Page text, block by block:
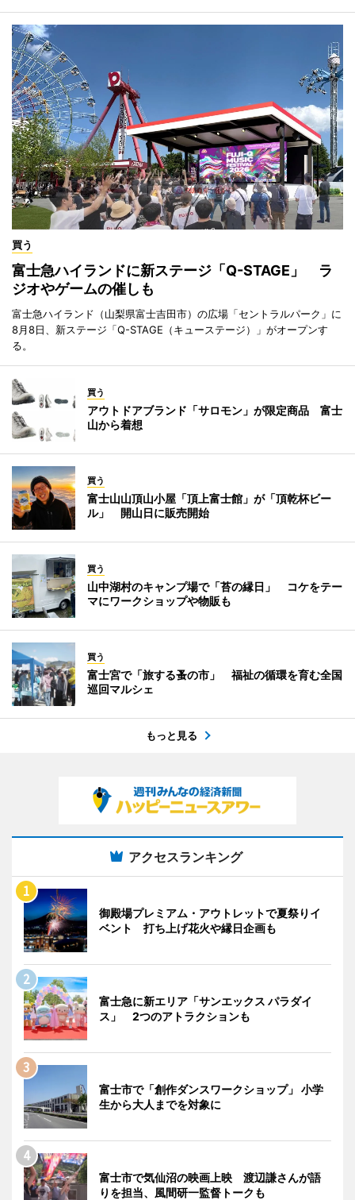
買う
富士急ハイランドに新ステージ「Q-STAGE」 ラ
ジオやゲームの催しも
富士急ハイランド（山梨県富士吉田市）の広場「セントラルパーク」に
8月8日、新ステージ「Q-STAGE（キューステージ）」がオープンす
る。
買う
アウトドアブランド「サロモン」が限定商品 富士
山から着想
買う
富士山山頂山小屋「頂上富士館」が「頂乾杯ビー
ル」 開山日に販売開始
買う
山中湖村のキャンプ場で「苔の縁日」 コケをテー
マにワークショップや物販も
買う
富士宮で「旅する蚤の市」 福祉の循環を育む全国
巡回マルシェ
もっと見る
アクセスランキング
御殿場プレミアム・アウトレットで夏祭りイ
ベント 打ち上げ花火や縁日企画も
富士急に新エリア「サンエックス パラダイ
ス」 2つのアトラクションも
富士市で「創作ダンスワークショップ」 小学
生から大人までを対象に
富士市で気仙沼の映画上映 渡辺謙さんが語
りを担当、風間研一監督トークも